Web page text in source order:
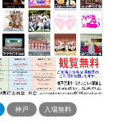
神戸 入場無料